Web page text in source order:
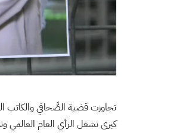
تجاوزت قضية الصَّحافي
كبرى تشغل الرأي العام العالمي